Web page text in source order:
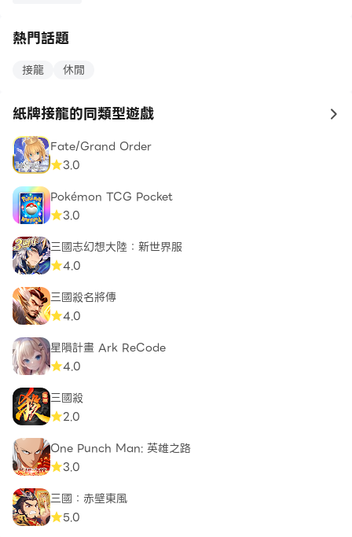
熱門話題
接龍 休閒
紙牌接龍的同類型遊戲 to
Fate/Grand Order
3.0
Pokémon TCG Pocket
3.0
三國志幻想大陸：新世界服
4.0
三國殺名將傳
4.0
星隕計畫 Ark ReCode
4.0
三國殺
2.0
One Punch Man: 英雄之路
3.0
三國：赤壁東風
5.0